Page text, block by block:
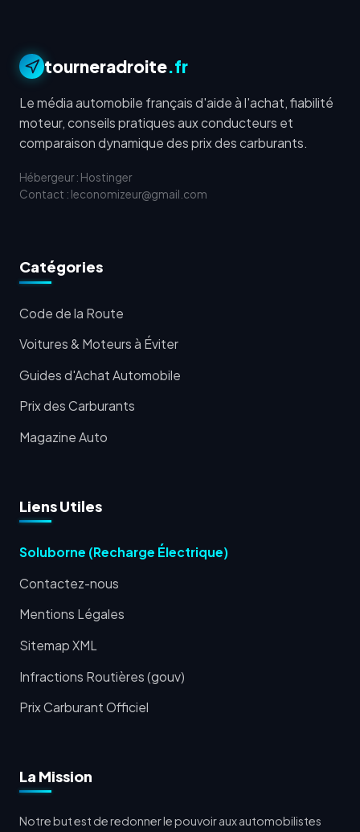
tourneradroite.fr
Le média automobile français d'aide à l'achat, fiabilité
moteur, conseils pratiques aux conducteurs et
comparaison dynamique des prix des carburants.
Hébergeur : Hostinger
Contact : leconomizeur@gmail.com
Catégories
Code de la Route
Voitures & Moteurs à Éviter
Guides d'Achat Automobile
Prix des Carburants
Magazine Auto
Liens Utiles
Soluborne (Recharge Électrique)
Contactez-nous
Mentions Légales
Sitemap XML
Infractions Routières (gouv)
Prix Carburant Officiel
La Mission
Notre but est de redonner le pouvoir aux automobilistes